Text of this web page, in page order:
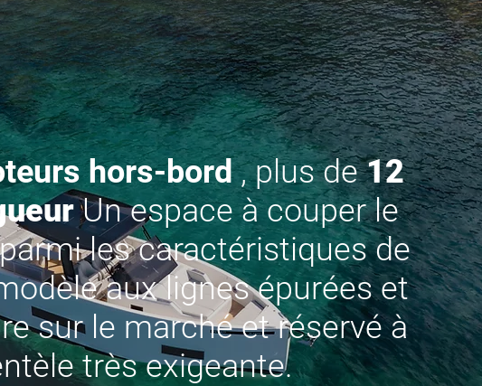
hors-bord , plus de 12
Un espace à couper le
les caractéristiques de
aux lignes épurées et
sur le marché et réservé à
très exigeante.